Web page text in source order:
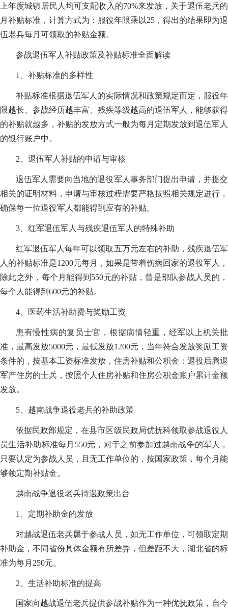
上年度城镇居民人均可支配收入的70%来发放，关于退伍老兵的
月补贴标准，计算方式为：服役年限乘以25，得出的结果即为退
伍老兵每月可领取的补贴金额。
参战退伍军人补贴政策及补贴标准全面解读
1、补贴标准的多样性
补贴标准根据退伍军人的实际情况和政策规定而定，服役年
限越长、参战经历越丰富、残疾等级越高的退伍军人，能够获得
的补贴就越多，补贴的发放方式一般为每月定期发放到退伍军人
的银行账户中。
2、退伍军人补贴的申请与审核
退伍军人需要向当地的退役军人事务部门提出申请，并提交
相关的证明材料，申请与审核过程需要严格按照相关规定进行，
确保每一位退役军人都能得到应有的补贴。
3、红军退伍军人与残疾退伍军人的特殊补助
红军退伍军人每年可以领取五万元左右的补助，残疾退伍军
人的补贴标准是1200元每月，如果是带着伤病回家的退役军人，
除此之外，每个月能得到550元的补贴，曾是部队参战人员的，
每个人能得到600元的补贴。
4、医药生活补助费与奖励工资
患有慢性病的复员士官，根据病情轻重，经军以上机关批
准，最高发放5000元，最低发放1200元，当年符合发放奖励工资
条件的，按基本工资标准发放，住房补贴和公积金：退役后腾退
军产住房的士兵，按照个人住房补贴和住房公积金账户累计金额
发放。
5、越南战争退役老兵的补助政策
依据民政部规定，在县市区级民政局优抚科领取参战退役人
员生活补助标准每月550元，对于之前参加过越南战争的军人，
只要认定为参战人员，且无工作单位的，按国家政策，每个月能
够领定期补贴金。
越南战争退役老兵待遇政策出台
1、定期补助金的发放
对越战退伍老兵属于参战人员，如无工作单位，可领取定期
补助金，不同省份具体金额有所差异，但差距不大，湖北省的标
准为每月250元。
2、生活补助标准的提高
国家向越战退伍老兵提供参战补贴作为一种优抚政策，自今